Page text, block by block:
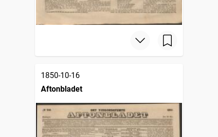
1850-10-16
Aftonbladet